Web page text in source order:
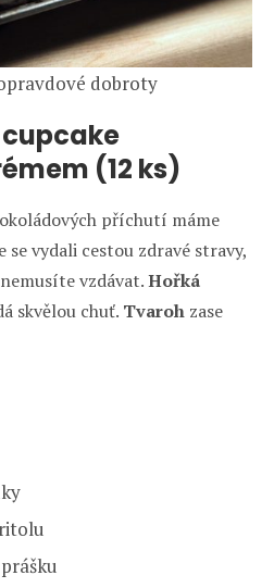
dobroty
(12 ks)
příchutí máme
se vydali cestou zdravé stravy,
vzdávat.Hořká
skvělou chuť. Tvaroh zase